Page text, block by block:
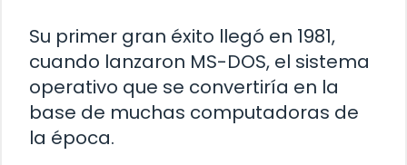
Su primer gran éxito llegó en 1981,
cuando lanzaron MS-DOS, el sistema
operativo que se convertiría en la
base de muchas computadoras de
la época.